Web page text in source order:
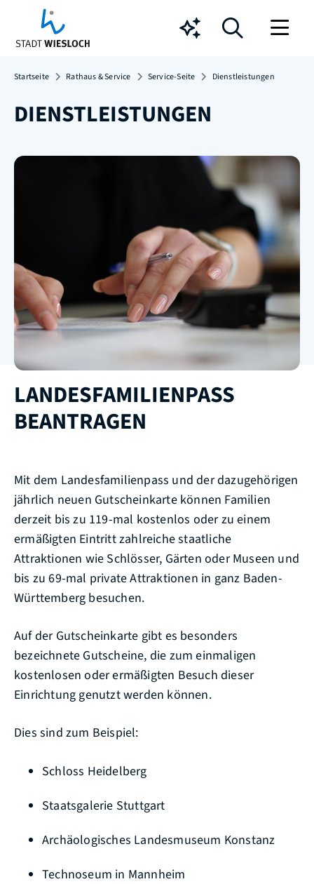
Chatbot
Startseite Rathaus & Service Service-Seite Dienstleistungen
DIENSTLEISTUNGEN
LANDESFAMILIENPASS
BEANTRAGEN
Mit dem Landesfamilienpass und der dazugehörigen
jährlich neuen Gutscheinkarte können Familien
derzeit bis zu 119-mal kostenlos oder zu einem
ermäßigten Eintritt zahlreiche staatliche
Attraktionen wie Schlösser, Gärten oder Museen und
bis zu 69-mal private Attraktionen in ganz Baden-
Württemberg besuchen.
Auf der Gutscheinkarte gibt es besonders
bezeichnete Gutscheine, die zum einmaligen
kostenlosen oder ermäßigten Besuch dieser
Einrichtung genutzt werden können.
Dies sind zum Beispiel:
Schloss Heidelberg
Staatsgalerie Stuttgart
Archäologisches Landesmuseum Konstanz
Technoseum in Mannheim